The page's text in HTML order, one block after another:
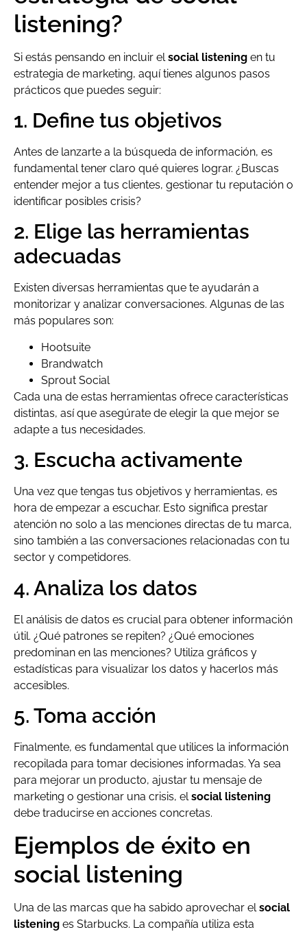
listening?
Si estás pensando en incluir el social listening en tu
estrategia de marketing, aquí tienes algunos pasos
prácticos que puedes seguir:
1. Define tus objetivos
Antes de lanzarte a la búsqueda de información, es
fundamental tener claro qué quieres lograr. ¿Buscas
entender mejor a tus clientes, gestionar tu reputación o
identificar posibles crisis?
2. Elige las herramientas
adecuadas
Existen diversas herramientas que te ayudarán a
monitorizar y analizar conversaciones. Algunas de las
más populares son:
Hootsuite
Brandwatch
Sprout Social
Cada una de estas herramientas ofrece características
distintas, así que asegúrate de elegir la que mejor se
adapte a tus necesidades.
3. Escucha activamente
Una vez que tengas tus objetivos y herramientas, es
hora de empezar a escuchar. Esto significa prestar
atención no solo a las menciones directas de tu marca,
sino también a las conversaciones relacionadas con tu
sector y competidores.
4. Analiza los datos
El análisis de datos es crucial para obtener información
útil. ¿Qué patrones se repiten? ¿Qué emociones
predominan en las menciones? Utiliza gráficos y
estadísticas para visualizar los datos y hacerlos más
accesibles.
5. Toma acción
Finalmente, es fundamental que utilices la información
recopilada para tomar decisiones informadas. Ya sea
para mejorar un producto, ajustar tu mensaje de
marketing o gestionar una crisis, elsocial listening
debe traducirse en acciones concretas.
Ejemplos de éxito en
social listening
Una de las marcas que ha sabido aprovechar elsocial
listening es Starbucks. La compañía utiliza esta